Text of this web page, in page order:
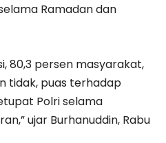
Ramadan dan
80,3 persen masyarakat,
tidak, puas terhadap
Polri selama
ujar Burhanuddin, Rabu